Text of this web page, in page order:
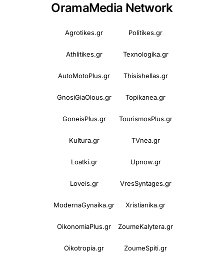
OramaMedia Network
Agrotikes.gr Politikes.gr
Athlitikes.gr Texnologika.gr
AutoMotoPlus.gr Thisishellas.gr
GnosiGiaOlous.gr Topikanea.gr
GoneisPlus.gr TourismosPlus.gr
Kultura.gr TVnea.gr
Loatki.gr Upnow.gr
Loveis.gr VresSyntages.gr
ModernaGynaika.gr Xristianika.gr
OikonomiaPlus.gr ZoumeKalytera.gr
Oikotropia.gr ZoumeSpiti.gr